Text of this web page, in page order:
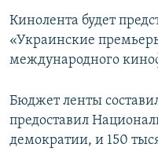
Кинолента будет
«Украинские
международного
Бюджет ленты
предоставил
демократии, и 150